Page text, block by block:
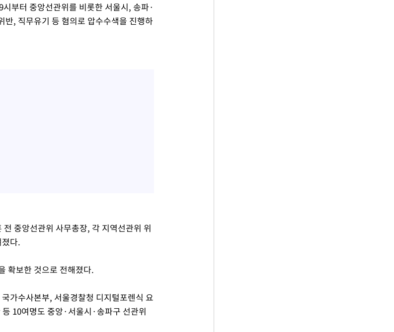
부터 중앙선관위를 비롯한 서울시, 송파·
, 직무유기 등 혐의로 압수수색을 진행하
중앙선관위 사무총장, 각 지역선관위 위
다.
확보한 것으로 전해졌다.
가수사본부, 서울경찰청 디지털포렌식 요
10여명도 중앙·서울시·송파구 선관위